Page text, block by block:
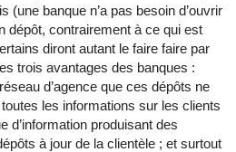
(une banque n’a pas besoin d’ouvrir
dépôt, contrairement à ce qui est
diront autant le faire faire par
trois avantages des banques :
d’agence que ces dépôts ne
les informations sur les clients
d’information produisant des
à jour de la clientèle ; et surtout